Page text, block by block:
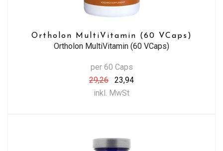
Ortholon MultiVitamin (60 VCaps)
Ortholon MultiVitamin (60 VCaps)
per 60 Caps
29,26
23,94
inkl. MwSt